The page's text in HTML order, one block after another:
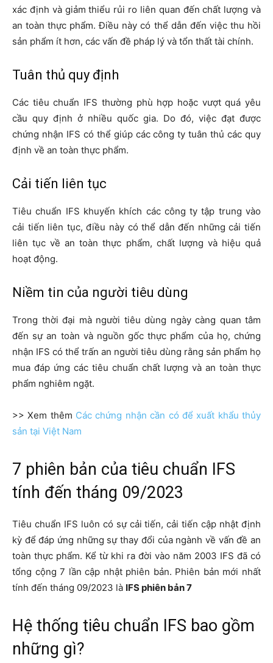
xác định và giảm thiểu rủi ro liên quan đến chất lượng và
an toàn thực phẩm. Điều này có thể dẫn đến việc thu hồi
sản phẩm ít hơn, các vấn đề pháp lý và tổn thất tài chính.
Tuân thủ quy định
Các tiêu chuẩn IFS thường phù hợp hoặc vượt quá yêu
cầu quy định ở nhiều quốc gia. Do đó, việc đạt được
chứng nhận IFS có thể giúp các công ty tuân thủ các quy
định về an toàn thực phẩm.
Cải tiến liên tục
Tiêu chuẩn IFS khuyến khích các công ty tập trung vào
cải tiến liên tục, điều này có thể dẫn đến những cải tiến
liên tục về an toàn thực phẩm, chất lượng và hiệu quả
hoạt động.
Niềm tin của người tiêu dùng
Trong thời đại mà người tiêu dùng ngày càng quan tâm
đến sự an toàn và nguồn gốc thực phẩm của họ, chứng
nhận IFS có thể trấn an người tiêu dùng rằng sản phẩm họ
mua đáp ứng các tiêu chuẩn chất lượng và an toàn thực
phẩm nghiêm ngặt.
>> Xem thêm Các chứng nhận cần có để xuất khẩu thủy
sản tại Việt Nam
7 phiên bản của tiêu chuẩn IFS
tính đến tháng 09/2023
Tiêu chuẩn IFS luôn có sự cải tiến, cải tiến cập nhật định
kỳ để đáp ứng những sự thay đổi của ngành về vấn đề an
toàn thực phẩm. Kể từ khi ra đời vào năm 2003 IFS đã có
tổng cộng 7 lần cập nhật phiên bản. Phiên bản mới nhất
tính đến tháng 09/2023 là IFS phiên bản 7
Hệ thống tiêu chuẩn IFS bao gồm
những gì?